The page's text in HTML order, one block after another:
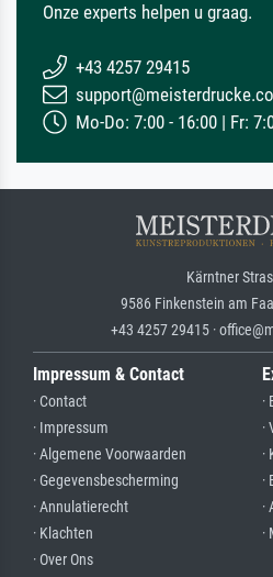
Onze experts helpen u graag.
+43 4257 29415
Mo-Do: 7:00 - 16:00 | Fr:
Kärntner
9586 Finkenstein am
+43 4257 29415 ·
Impressum & Contact
· Contact
· Impressum
· Algemene Voorwaarden
· Gegevensbescherming
· Annulatierecht
· Klachten
· Over Ons
·